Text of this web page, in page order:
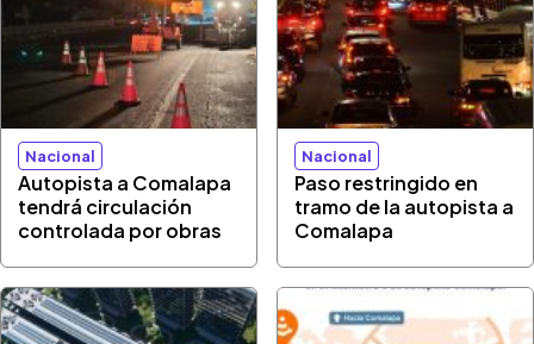
Nacional
Autopista a Comalapa
tendrá circulación
controlada por obras
Nacional
Paso restringido en
tramo de la autopista a
Comalapa